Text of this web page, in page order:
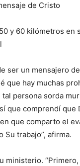
de Cristo
y 60 kilómetros
ser un mensajero
que hay muchas
persona sorda
que comprendí que
que comparto el
Su trabajo”, afirma.
ministerio.